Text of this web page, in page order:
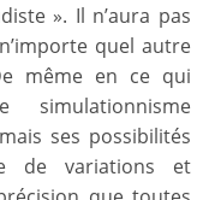
». Il n’aura pas
quel autre
même en ce qui
ses possibilités
de variations et